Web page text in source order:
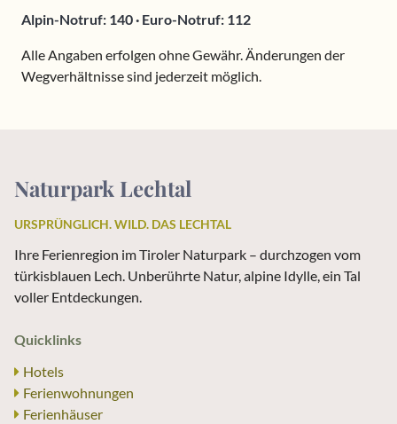
Alpin-Notruf: 140 · Euro-Notruf: 112
Alle Angaben erfolgen ohne Gewähr. Änderungen der
Wegverhältnisse sind jederzeit möglich.
Naturpark Lechtal
URSPRÜNGLICH. WILD. DAS LECHTAL
Ihre Ferienregion im Tiroler Naturpark – durchzogen vom
türkisblauen Lech. Unberührte Natur, alpine Idylle, ein Tal
voller Entdeckungen.
Quicklinks
Hotels
Ferienwohnungen
Ferienhäuser